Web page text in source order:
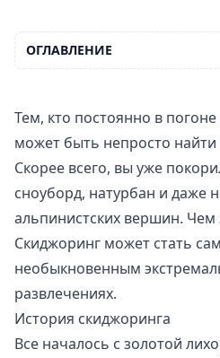
Тем, кто постоянно в
может быть непросто найти
Скорее всего, вы уже
сноуборд, натурбан и даже
альпинистских вершин. Чем
Скиджоринг может стать
необыкновенным
развлечениях.
История скиджоринга
Все началось с золотой
ОГЛАВЛЕНИЕ